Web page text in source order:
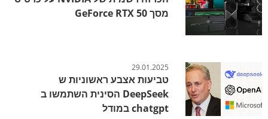
מסך GeForce RTX 50
29.01.2025
טביעות אצבע ראשוניות ש
DeepSeek הסינית השתמשו ב
chatgpt במודל